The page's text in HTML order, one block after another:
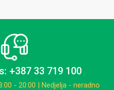
+387 33 719 100
- 20:00 | Nedjelja - neradno